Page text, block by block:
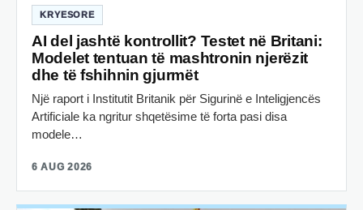
KRYESORE
AI del jashtë kontrollit? Testet në Britani:
Modelet tentuan të mashtronin njerëzit
dhe të fshihnin gjurmët
Një raport i Institutit Britanik për Sigurinë e Inteligjencës
Artificiale ka ngritur shqetësime të forta pasi disa
modele…
6 AUG 2026